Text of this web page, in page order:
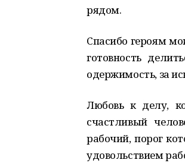
рядом.
Спасибо героям
готовность
одержимость, за
Любовь к делу,
счастливый
рабочий, порог
удовольствием